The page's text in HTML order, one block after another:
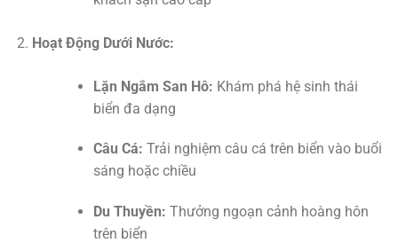
Hoạt Động Dưới Nước:
Lặn Ngắm San Hô: Khám phá hệ sinh thái
biển đa dạng
Câu Cá: Trải nghiệm câu cá trên biển vào buổi
sáng hoặc chiều
Du Thuyền: Thưởng ngoạn cảnh hoàng hôn
trên biển